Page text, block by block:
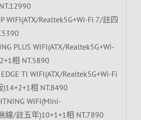
WIFI(ATX/Realtek5G+Wi-Fi 7/註四
PLUS WIFI(ATX/Realtek5G+Wi-
相 NT.5890
TI WIFI(ATX/Realtek5G+Wi-Fi
相 NT.8490
WIFI(Mini-
線/註五年)10+1+1相 NT.7890